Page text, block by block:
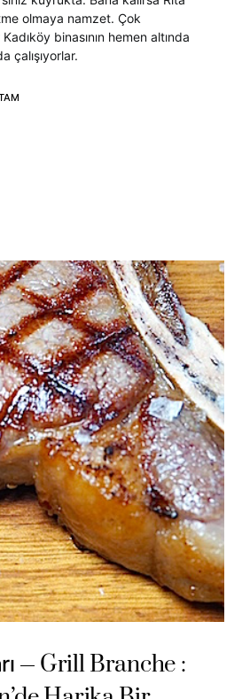
olmaya namzet. Çok
binasının hemen altında
çalışıyorlar.
Grill Branche :